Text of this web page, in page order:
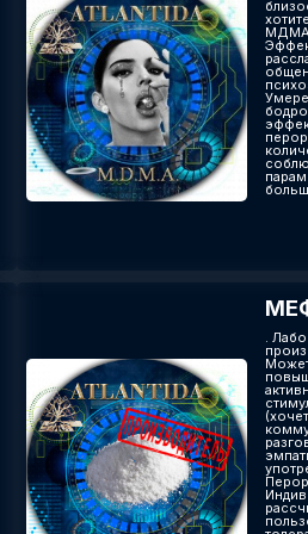
МДМА
.